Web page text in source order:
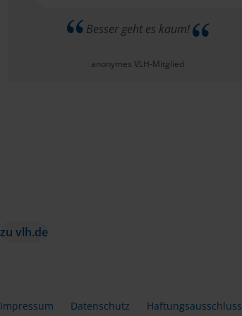
Besser geht es kaum!
anonymes VLH-Mitglied
zu vlh.de
Impressum Datenschutz Haftungsausschluss